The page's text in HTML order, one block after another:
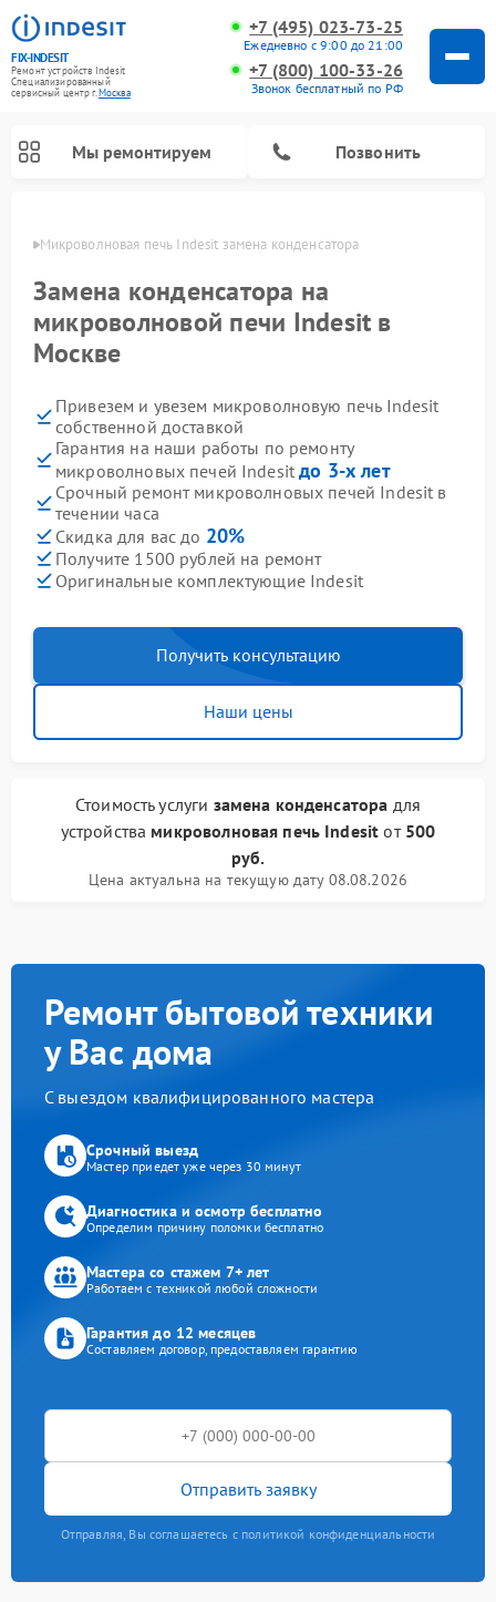
FIX-INDESIT
Ремонт устройств Indesit
Специализированный
cервисный центр г.Москва
+7 (495) 023-73-25
Ежедневно с 9:00 до 21:00
+7 (800) 100-33-26
Звонок бесплатный по РФ
Мы ремонтируем Позвонить
Микроволновая печь Indesit замена конденсатора
Замена конденсатора на
микроволновой печи Indesit в
Москве
Привезем и увезем микроволновую печь Indesit
собственной доставкой
Гарантия на наши работы по ремонту
микроволновых печей Indesitдо 3-х лет
Срочный ремонт микроволновых печей Indesit в
течении часа
Скидка для вас до 20%
Получите 1500 рублей на ремонт
Оригинальные комплектующие Indesit
Получить консультацию
Наши цены
Стоимость услуги замена конденсатора для
устройства микроволновая печь Indesit от 500
руб.
Цена актуальна на текущую дату 08.08.2026
Ремонт бытовой техники
у Вас дома
С выездом квалифицированного мастера
Срочный выезд
Мастер приедет уже через 30 минут
Диагностика и осмотр бесплатно
Определим причину поломки бесплатно
Мастера со стажем 7+ лет
Работаем с техникой любой сложности
Гарантия до 12 месяцев
Составляем договор, предоставляем гарантию
Отправить заявку
Отправляя, Вы соглашаетесь с политикой конфиденциальности